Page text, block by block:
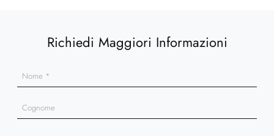
Richiedi Maggiori Informazioni